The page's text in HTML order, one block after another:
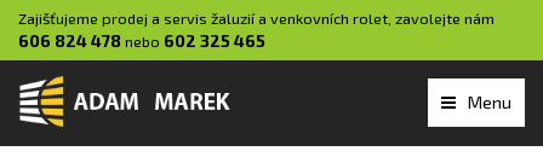
Zajišťujeme prodej a servis žaluzií a venkovních rolet, zavolejte nám
606 824 478 nebo 602 325 465
Menu